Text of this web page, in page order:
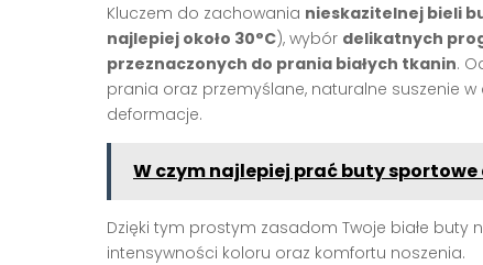
Kluczem do zachowania nieskazitelnej bieli
najlepiej około 30°C), wybór delikatnych
przeznaczonych do prania białych tkanin.
prania oraz przemyślane, naturalne suszenie
deformacje.
W czym najlepiej prać buty
Dzięki tym prostym zasadom Twoje białe
intensywności koloru oraz komfortu noszenia.